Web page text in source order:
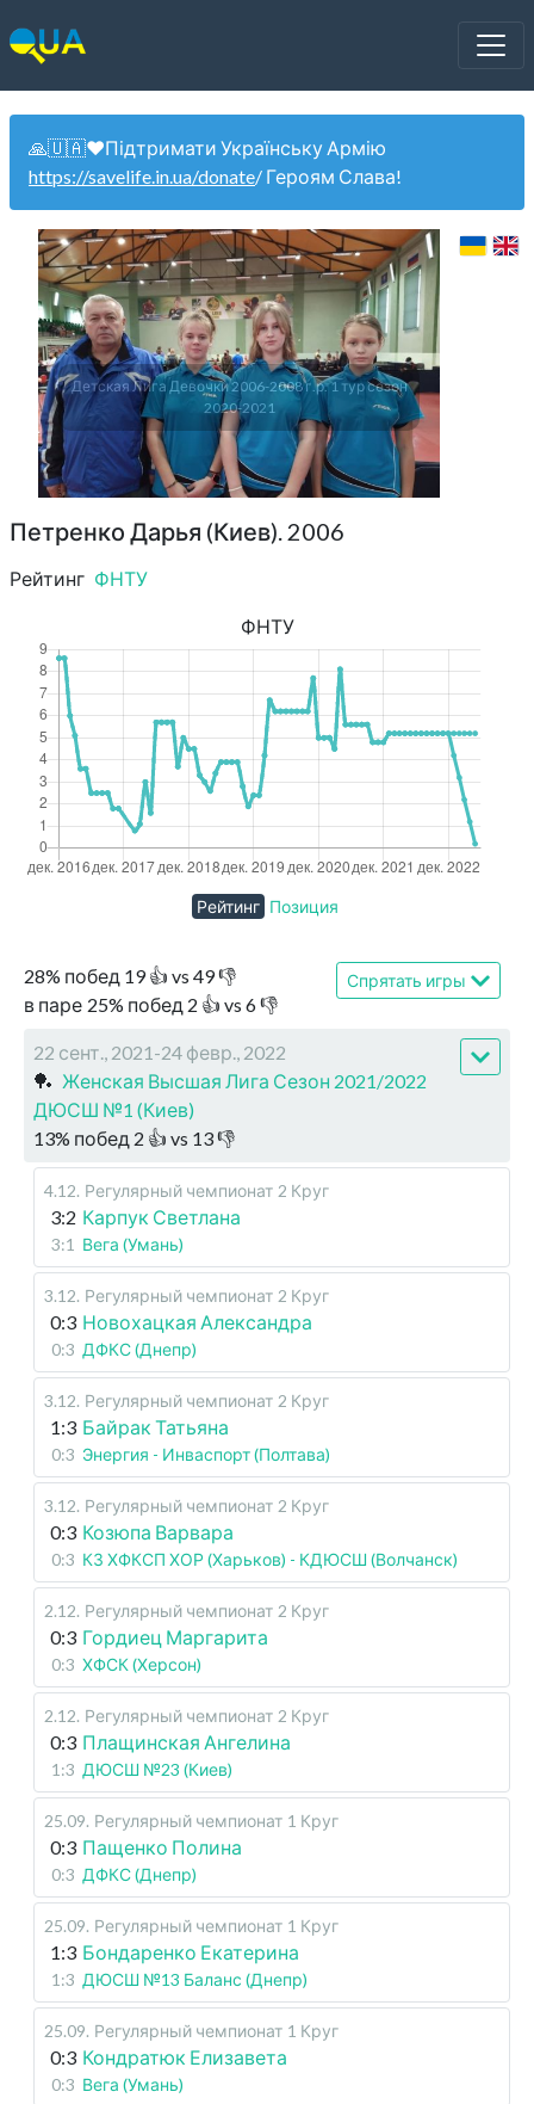
🙏🇺🇦❤️Підтримати Українську Армію
https://savelife.in.ua/donate/ Героям Слава!
Детская Лига Девочки 2006-2008 г.р. 1 тур сезон
2020-2021
Петренко Дарья (Киев). 2006
Рейтинг ФНТУ
28% побед 19👍 vs 49👎
в паре 25% побед 2 👍 vs 6👎
Спрятать игры
22 сент., 2021-24 февр., 2022
🏓 Женская Высшая Лига Сезон 2021/2022
ДЮСШ №1 (Киев)
13% побед 2 👍 vs 13👎
4.12. Регулярный чемпионат 2 Круг
3:2 Карпук Светлана
3:1 Вега (Умань)
3.12. Регулярный чемпионат 2 Круг
0:3 Новохацкая Александра
0:3 ДФКС (Днепр)
3.12. Регулярный чемпионат 2 Круг
1:3 Байрак Татьяна
0:3 Энергия - Инваспорт (Полтава)
3.12. Регулярный чемпионат 2 Круг
0:3 Козюпа Варвара
0:3 КЗ ХФКСП ХОР (Харьков) - КДЮСШ (Волчанск)
2.12. Регулярный чемпионат 2 Круг
0:3 Гордиец Маргарита
0:3 ХФСК (Херсон)
2.12. Регулярный чемпионат 2 Круг
0:3 Плащинская Ангелина
1:3 ДЮСШ №23 (Киев)
25.09. Регулярный чемпионат 1 Круг
0:3 Пащенко Полина
0:3 ДФКС (Днепр)
25.09. Регулярный чемпионат 1 Круг
1:3 Бондаренко Екатерина
1:3 ДЮСШ №13 Баланс (Днепр)
25.09. Регулярный чемпионат 1 Круг
0:3 Кондратюк Елизавета
0:3 Вега (Умань)
ФНТУ
Рейтинг Позиция